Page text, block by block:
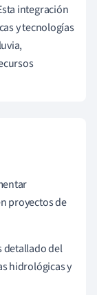
integración
y tecnologías
proyectos de
detallado del
hidrológicas y